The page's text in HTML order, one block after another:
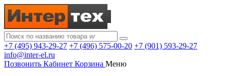
+7 (495) 943-29-27 +7 (496) 575-00-20 +7 (901) 593-29-27
info@inter-el.ru
Позвонить Кабинет Корзина Меню